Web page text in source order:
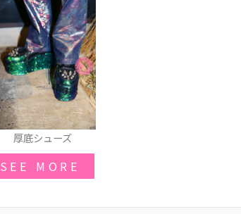
ニット帽
SEE MORE